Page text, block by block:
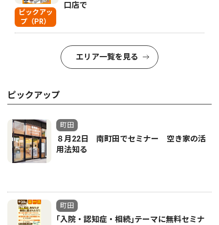
ピックアッ
プ（PR）
口店で
エリア一覧を見る
ピックアップ
町田
８月22日 南町田でセミナー 空き家の活
用法知る
町田
｢入院・認知症・相続｣テーマに無料セミナ